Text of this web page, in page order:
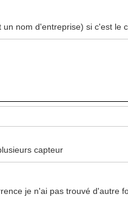
nom d'entreprise) si c'est le
capteur
je n'ai pas trouvé